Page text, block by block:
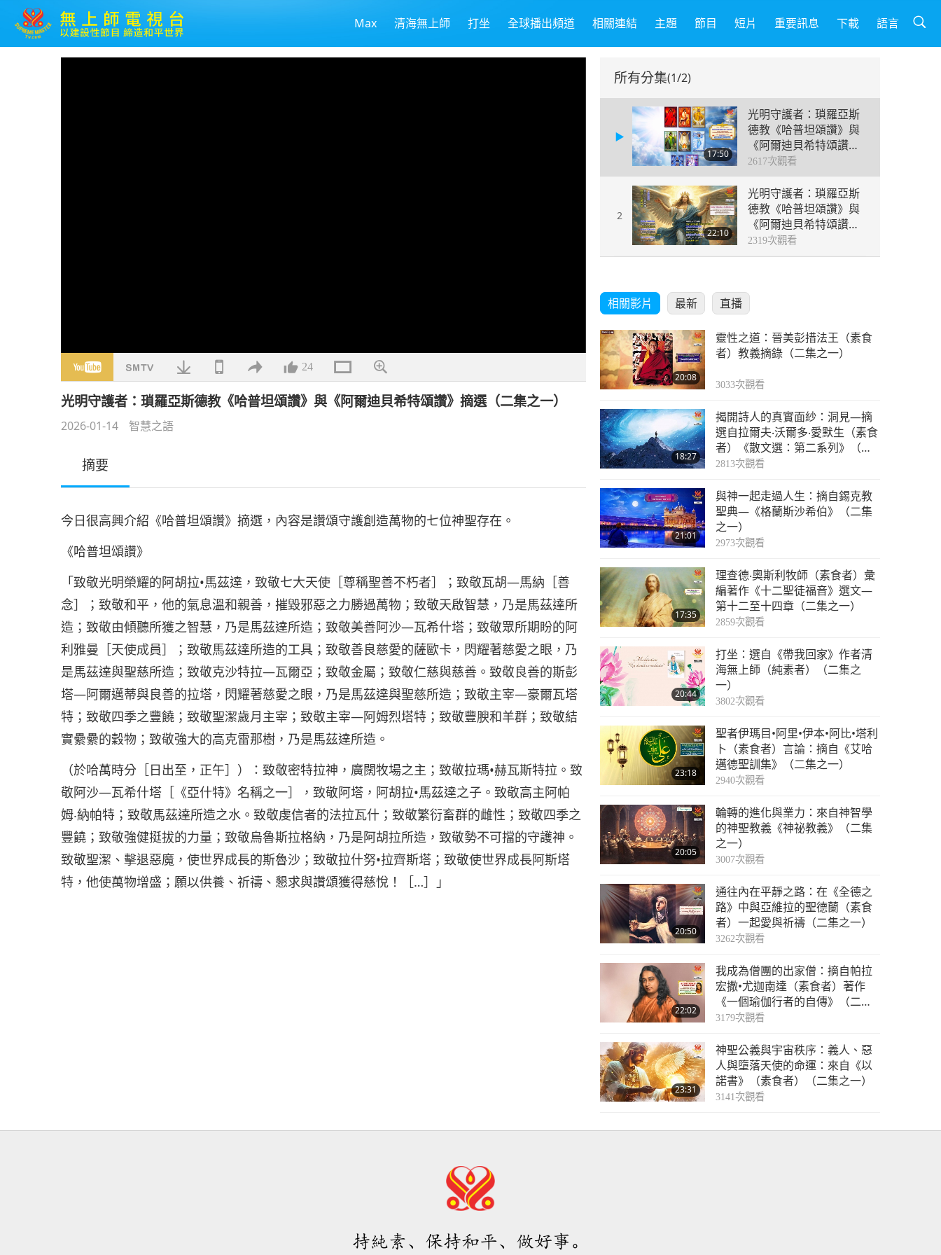
Max 清海無上師 打坐 全球播出頻道 相關連結 主題 節目 短片 重要訊息 下載 語言
24
光明守護者：瑣羅亞斯德教《哈普坦頌讚》與《阿爾迪貝希特頌讚》摘選（二集之一）
2026-01-14 智慧之語
摘要
今日很高興介紹《哈普坦頌讚》摘選，內容是讚頌守護創造萬物的七位神聖存在。
《哈普坦頌讚》
「致敬光明榮耀的阿胡拉•馬茲達，致敬七大天使［尊稱聖善不朽者］；致敬瓦胡—馬納［善
念］；致敬和平，他的氣息溫和親善，摧毀邪惡之力勝過萬物；致敬天啟智慧，乃是馬茲達所
造；致敬由傾聽所獲之智慧，乃是馬茲達所造；致敬美善阿沙—瓦希什塔；致敬眾所期盼的阿
利雅曼［天使成員］；致敬馬茲達所造的工具；致敬善良慈愛的薩歐卡，閃耀著慈愛之眼，乃
是馬茲達與聖慈所造；致敬克沙特拉—瓦爾亞；致敬金屬；致敬仁慈與慈善。致敬良善的斯彭
塔—阿爾邁蒂與良善的拉塔，閃耀著慈愛之眼，乃是馬茲達與聖慈所造；致敬主宰—豪爾瓦塔
特；致敬四季之豐饒；致敬聖潔歲月主宰；致敬主宰—阿姆烈塔特；致敬豐腴和羊群；致敬結
實纍纍的穀物；致敬強大的高克雷那樹，乃是馬茲達所造。
（於哈萬時分［日出至，正午］）：致敬密特拉神，廣闊牧場之主；致敬拉瑪•赫瓦斯特拉。致
敬阿沙—瓦希什塔［《亞什特》名稱之一］，致敬阿塔，阿胡拉•馬茲達之子。致敬高主阿帕
姆‧納帕特；致敬馬茲達所造之水。致敬虔信者的法拉瓦什；致敬繁衍畜群的雌性；致敬四季之
豐饒；致敬強健挺拔的力量；致敬烏魯斯拉格納，乃是阿胡拉所造，致敬勢不可擋的守護神。
致敬聖潔、擊退惡魔，使世界成長的斯魯沙；致敬拉什努•拉齊斯塔；致敬使世界成長阿斯塔
特，他使萬物增盛；願以供養、祈禱、懇求與讚頌獲得慈悅！［…］」
所有分集(1/2)
17:50
光明守護者：瑣羅亞斯
德教《哈普坦頌讚》與
《阿爾迪貝希特頌讚》
摘選（二集之一）
2617次觀看
2
22:10
光明守護者：瑣羅亞斯
德教《哈普坦頌讚》與
《阿爾迪貝希特頌讚》
摘選（二集之二）
2319次觀看
相關影片 最新 直播
20:08
靈性之道：晉美彭措法王（素食
者）教義摘錄（二集之一）
3033次觀看
18:27
揭開詩人的真實面紗：洞見—摘
選自拉爾夫‧沃爾多‧愛默生（素食
者）《散文選：第二系列》（二
集之一）
2813次觀看
21:01
與神一起走過人生：摘自錫克教
聖典—《格蘭斯沙希伯》（二集
之一）
2973次觀看
17:35
理查德‧奧斯利牧師（素食者）彙
編著作《十二聖徒福音》選文—
第十二至十四章（二集之一）
2859次觀看
20:44
打坐：選自《帶我回家》作者清
海無上師（純素者）（二集之
一）
3802次觀看
23:18
聖者伊瑪目•阿里•伊本•阿比•塔利
卜（素食者）言論：摘自《艾哈
邁德聖訓集》（二集之一）
2940次觀看
20:05
輪轉的進化與業力：來自神智學
的神聖教義《神祕教義》（二集
之一）
3007次觀看
20:50
通往內在平靜之路：在《全德之
路》中與亞維拉的聖德蘭（素食
者）一起愛與祈禱（二集之一）
3262次觀看
22:02
我成為僧團的出家僧：摘自帕拉
宏撒•尤迦南達（素食者）著作
《一個瑜伽行者的自傳》（二集
之一）
3179次觀看
23:31
神聖公義與宇宙秩序：義人、惡
人與墮落天使的命運：來自《以
諾書》（素食者）（二集之一）
3141次觀看
持純素、保持和平、做好事。